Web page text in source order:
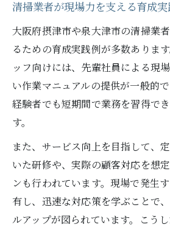
清掃業者が現場力を支える育成実
大阪府摂津市や泉大津市の清掃業
るための育成実践例が多数ありま
ッフ向けには、先輩社員による現
い作業マニュアルの提供が一般的
経験者でも短期間で業務を習得で
す。
また、サービス向上を目指して、
いた研修や、実際の顧客対応を想
ンも行われています。現場で発生
有し、迅速な対応策を学ぶことで
ルアップが図られています。こう